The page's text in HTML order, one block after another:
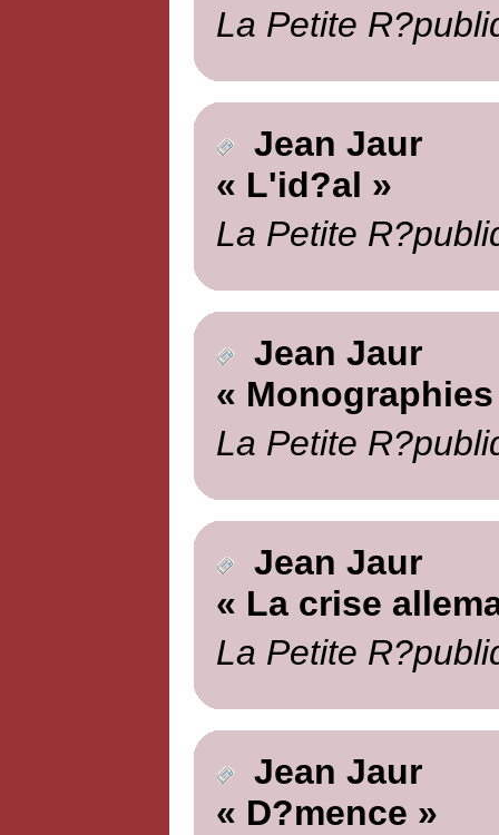
La Petite
Jean Jaur
« L'id?al »
La Petite
Jean Jaur
« Monographies
La Petite
Jean Jaur
« La crise
La Petite
Jean Jaur
« D?mence »